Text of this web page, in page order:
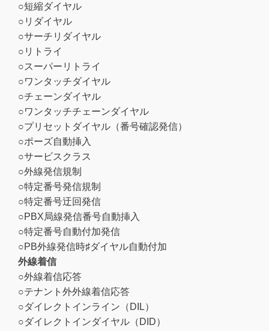
○短縮ダイヤル
○リダイヤル
○サーチリダイヤル
○リトライ
○スーパーリトライ
○ワンタッチダイヤル
○チェーンダイヤル
○ワンタッチチェーンダイヤル
○プリセットダイヤル（番号確認発信）
○ポーズ自動挿入
○サービスクラス
○外線発信規制
○特定番号発信規制
○特定番号迂回発信
○PBX局線発信番号自動挿入
○特定番号自動付加発信
○PB外線発信時♯ダイヤル自動付加
外線着信
○外線着信応答
○テナント外外線着信応答
○ダイレクトインライン（DIL）
○ダイレクトインダイヤル（DID）